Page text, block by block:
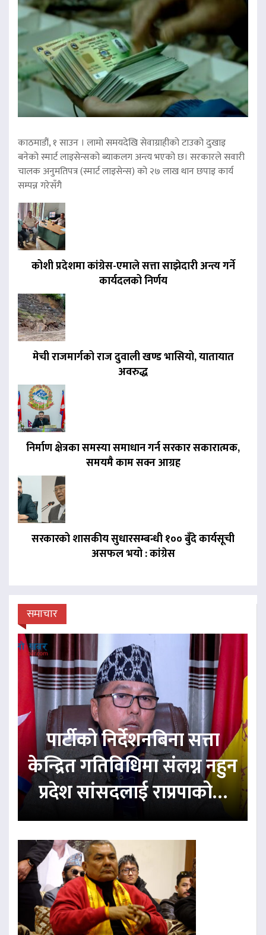
काठमाडौं, १ साउन । लामो समयदेखि सेवाग्राहीको टाउको दुखाइ
बनेको स्मार्ट लाइसेन्सको ब्याकलग अन्त्य भएको छ। सरकारले सवारी
चालक अनुमतिपत्र (स्मार्ट लाइसेन्स) को २७ लाख थान छपाइ कार्य
सम्पन्न गरेसँगै
कोशी प्रदेशमा कांग्रेस-एमाले सत्ता साझेदारी अन्त्य गर्ने
कार्यदलको निर्णय
मेची राजमार्गको राज दुवाली खण्ड भासियो, यातायात
अवरुद्ध
निर्माण क्षेत्रका समस्या समाधान गर्न सरकार सकारात्मक,
समयमै काम सक्न आग्रह
सरकारको शासकीय सुधारसम्बन्धी १०० बुँदे कार्यसूची
असफल भयो : कांग्रेस
समाचार
पार्टीको निर्देशनबिना सत्ता
केन्द्रित गतिविधिमा संलग्न नहुन
प्रदेश सांसदलाई राप्रपाको…